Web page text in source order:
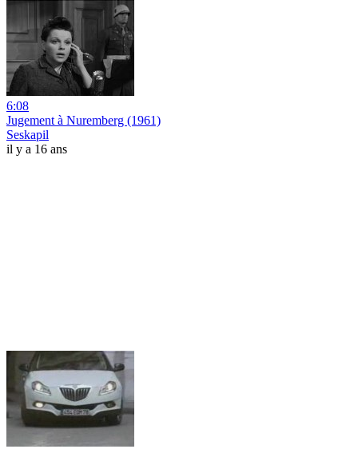
6:08
Jugement à Nuremberg (1961)
Seskapil
il y a 16 ans